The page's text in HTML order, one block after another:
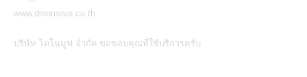
www.dinomove.co.th
บริษัท ไดโนมูฟ จำกัด ขอขอบคุณที่ใช้บริการครับ.